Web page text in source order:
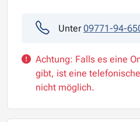
Unter09771-94-
Achtung: Falls es eine
gibt, ist eine
nicht möglich.